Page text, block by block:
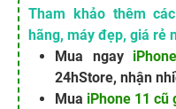
Tham khảo thêm
hãng, máy đẹp, giá rẻ
Mua ngay
24hStore, nhận
Mua iPhone 11 cũ